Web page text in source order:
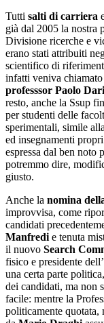
Tutti salti di carriera
già dal 2005 la nostra
Divisione ricerche e
erano stati attribuiti
scientifico di
infatti veniva
professsor Paolo
resto, anche la Ssup
per studenti delle
sperimentali, simile alla
ed insegnamenti
espressa dal ben noto
potremmo dire,
giusto.
Anche la nomina
improvvisa, come
candidati
Manfredi e tenuta
il nuovo Search
fisico e presidente dell’
una certa parte
dei candidati, ma non
facile: mentre la
politicamente quotata,